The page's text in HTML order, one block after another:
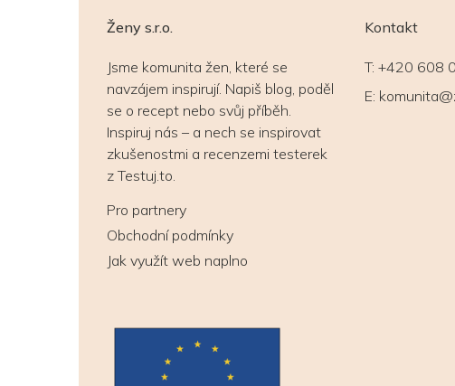
Ženy s.r.o.
Jsme komunita žen, které se
navzájem inspirují. Napiš blog, poděl
se o recept nebo svůj příběh.
Inspiruj nás – a nech se inspirovat
zkušenostmi a recenzemi testerek
z Testuj.to.
Pro partnery
Obchodní podmínky
Jak využít web naplno
Kontakt
T: +420 608
E: